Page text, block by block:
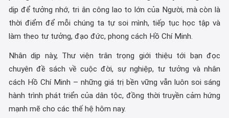
dịp để tưởng nhớ, tri ân công lao to lớn của Người, mà còn là
thời điểm để mỗi chúng ta tự soi mình, tiếp tục học tập và
làm theo tư tưởng, đạo đức, phong cách Hồ Chí Minh.
Nhân dịp này, Thư viện trân trọng giới thiệu tới bạn đọc
chuyên đề sách về cuộc đời, sự nghiệp, tư tưởng và nhân
cách Hồ Chí Minh – những giá trị bền vững vẫn luôn soi sáng
hành trình phát triển của dân tộc, đồng thời truyền cảm hứng
mạnh mẽ cho các thế hệ hôm nay.